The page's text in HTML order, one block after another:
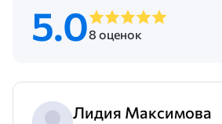
5.08 оценок
Лидия Максимова